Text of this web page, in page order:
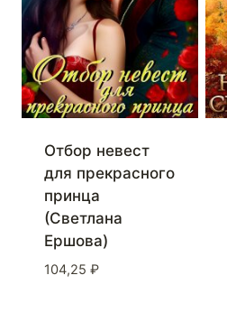
Отбор невест
для прекрасного
принца
(Светлана
Ершова)
104,25 ₽